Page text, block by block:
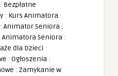
: Bezpłatne
: Kurs Animatora
: Animator Seniora :
Animatora Seniora :
dla Dzieci :
: Ogłoszenia :
: Zamykanie w